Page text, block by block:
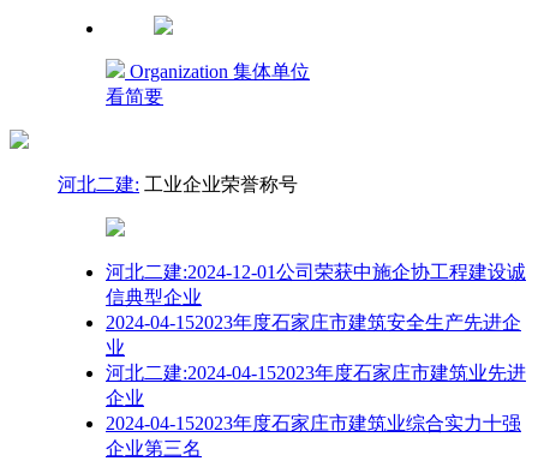
Organization 集体单位
看简要
河北二建: 工业企业荣誉称号
河北二建:2024-12-01公司荣获中施企协工程建设诚
信典型企业
2024-04-152023年度石家庄市建筑安全生产先进企
业
河北二建:2024-04-152023年度石家庄市建筑业先进
企业
2024-04-152023年度石家庄市建筑业综合实力十强
企业第三名